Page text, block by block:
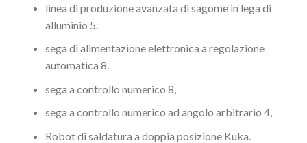
linea di produzione avanzata di sagome in lega di
alluminio 5.
sega di alimentazione elettronica a regolazione
automatica 8.
sega a controllo numerico 8,
sega a controllo numerico ad angolo arbitrario 4,
Robot di saldatura a doppia posizione Kuka.